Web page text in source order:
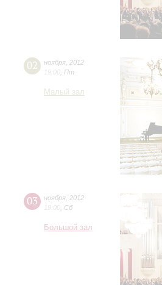
02 ноября 2012
19:00 Пт
Малый зал
03 ноября 2012
19:00 Сб
Большой зал